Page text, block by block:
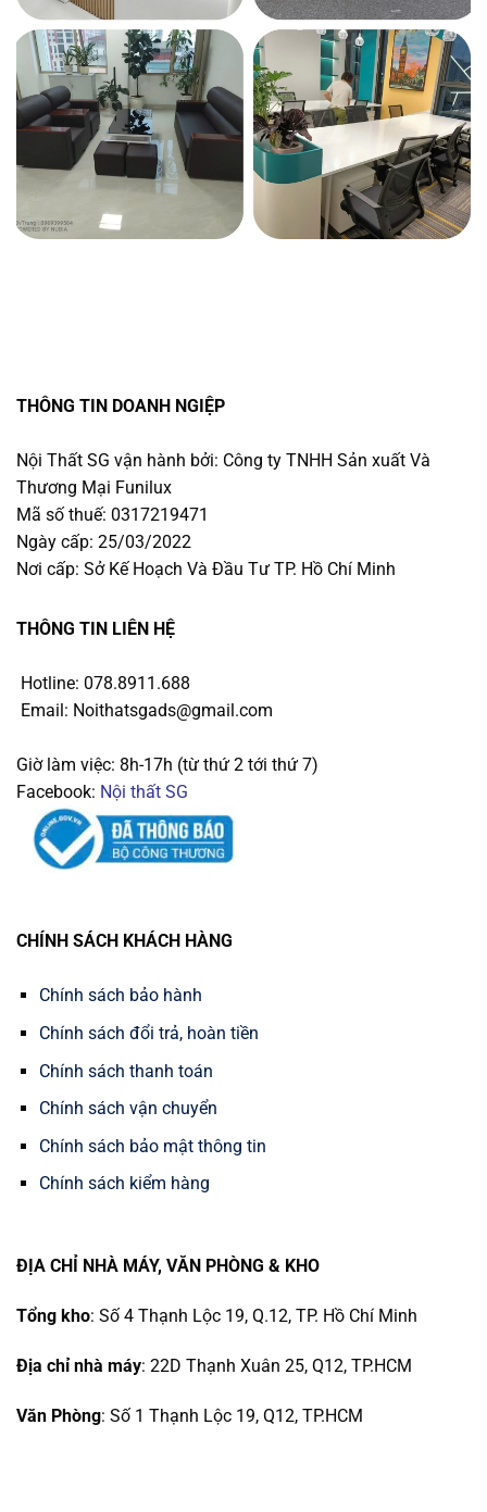
THÔNG TIN DOANH NGIỆP
Nội Thất SG vận hành bởi: Công ty TNHH Sản xuất Và
Thương Mại Funilux
Mã số thuế: 0317219471
Ngày cấp: 25/03/2022
Nơi cấp: Sở Kế Hoạch Và Đầu Tư TP. Hồ Chí Minh
THÔNG TIN LIÊN HỆ
Hotline: 078.8911.688
Email: Noithatsgads@gmail.com
Giờ làm việc: 8h-17h (từ thứ 2 tới thứ 7)
Facebook: Nội thất SG
CHÍNH SÁCH KHÁCH HÀNG
Chính sách bảo hành
Chính sách đổi trả, hoàn tiền
Chính sách thanh toán
Chính sách vận chuyển
Chính sách bảo mật thông tin
Chính sách kiểm hàng
ĐỊA CHỈ NHÀ MÁY, VĂN PHÒNG & KHO
Tổng kho: Số 4 Thạnh Lộc 19, Q.12, TP. Hồ Chí Minh
Địa chỉ nhà máy: 22D Thạnh Xuân 25, Q12, TP.HCM
Văn Phòng: Số 1 Thạnh Lộc 19, Q12, TP.HCM